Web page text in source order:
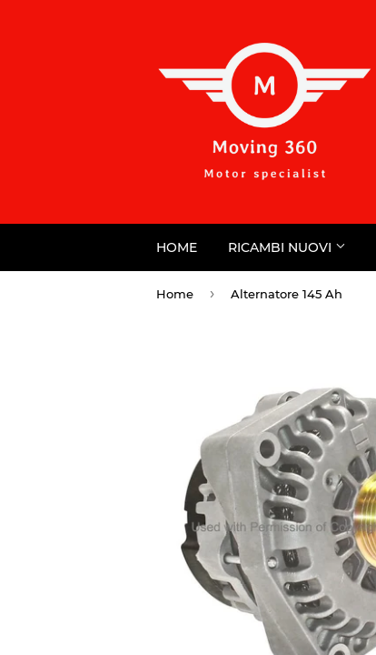
HOME RICAMBI NUOVI
Home › Alternatore 145 Ah